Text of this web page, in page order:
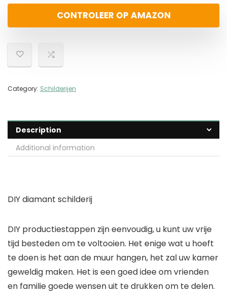
CONTROLEER OP AMAZON
Category: Schilderijen
Description
Additional information
DIY diamant schilderij
DIY productiestappen zijn eenvoudig, u kunt uw vrije
tijd besteden om te voltooien. Het enige wat u hoeft
te doen is het aan de muur hangen, het zal uw kamer
geweldig maken. Het is een goed idee om vrienden
en familie goede wensen uit te drukken om te delen.